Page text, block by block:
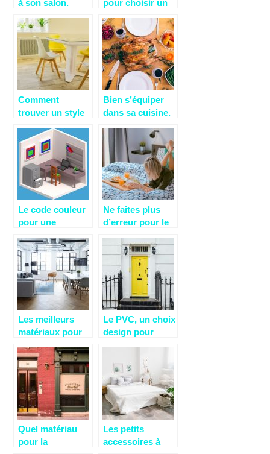
à son salon.
pour choisir un
personne à
mobilité réduite
?
Comment
trouver un style
intérieur ?
Bien s’équiper
dans sa cuisine.
Le code couleur
pour une
parfaite de votre
bureau
Ne faites plus
d’erreur pour le
matelas!
Les meilleurs
matériaux pour
fenêtre
Le PVC, un choix
design pour
Quel matériau
pour la
Les petits
accessoires à